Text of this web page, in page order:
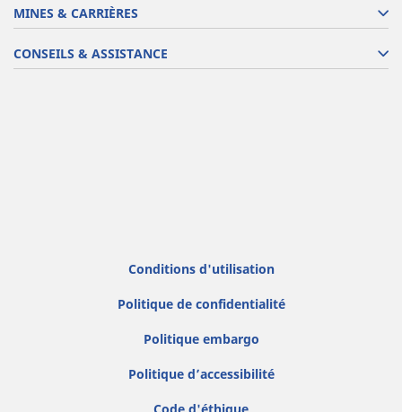
MINES & CARRIÈRES
CONSEILS & ASSISTANCE
Conditions d'utilisation
Politique de confidentialité
Politique embargo
Politique d’accessibilité